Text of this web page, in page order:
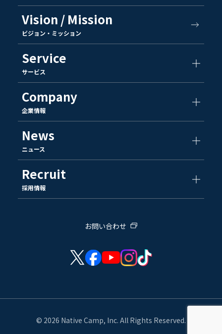
Vision / Mission
ビジョン・ミッション
Service
サービス
Company
企業情報
News
ニュース
Recruit
採用情報
お問い合わせ
© 2026 Native Camp, Inc. All Rights Reserved.